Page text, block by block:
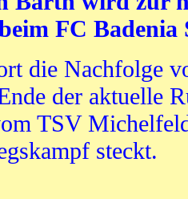
FC Badenia
die Nachfolge
der aktuelle
TSV
steckt.